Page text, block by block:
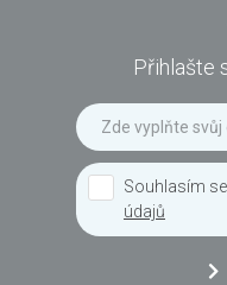
Přihlašte
Souhlasím se
údajů